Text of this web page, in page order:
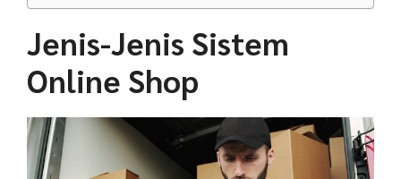
Jenis-Jenis Sistem
Online Shop